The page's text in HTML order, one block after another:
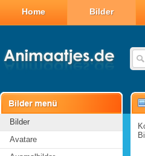
Home Bilder
Bilder
Avatare